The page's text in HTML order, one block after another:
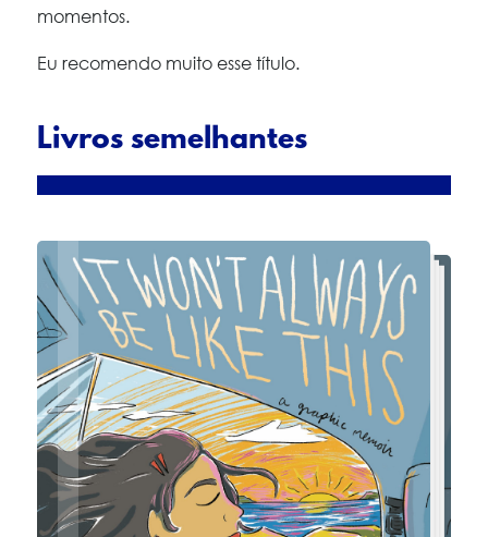
momentos.
Eu recomendo muito esse título.
Livros semelhantes